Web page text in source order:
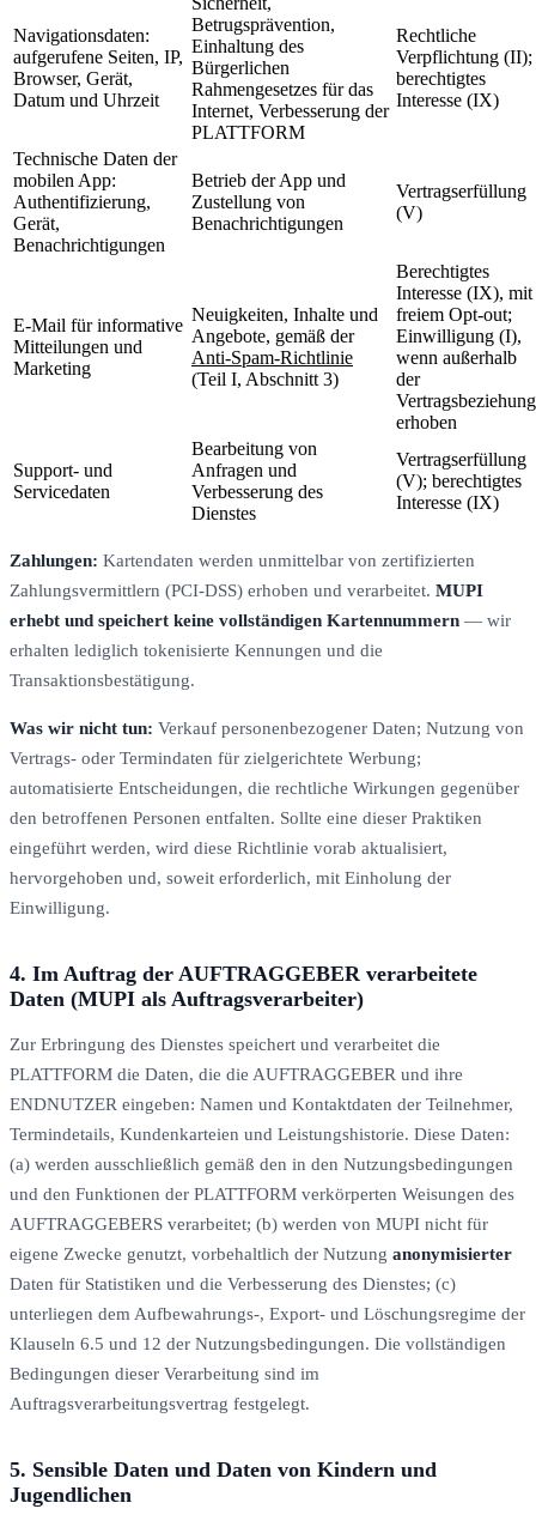
Navigationsdaten:
aufgerufene Seiten, IP,
Browser, Gerät,
Datum und Uhrzeit
Betrugsprävention,
Einhaltung des
Bürgerlichen
Rahmengesetzes für das
Internet, Verbesserung der
PLATTFORM
Rechtliche
Verpflichtung (II);
berechtigtes
Interesse (IX)
Technische Daten der
mobilen App:
Authentifizierung,
Gerät,
Benachrichtigungen
Betrieb der App und
Zustellung von
Benachrichtigungen
Vertragserfüllung
(V)
E-Mail für informative
Mitteilungen und
Marketing
Neuigkeiten, Inhalte und
Angebote, gemäß der
Anti-Spam-Richtlinie
(Teil I, Abschnitt 3)
Berechtigtes
Interesse (IX), mit
freiem Opt-out;
Einwilligung (I),
wenn außerhalb
der
Vertragsbeziehung
erhoben
Support- und
Servicedaten
Bearbeitung von
Anfragen und
Verbesserung des
Dienstes
Vertragserfüllung
(V); berechtigtes
Interesse (IX)
Zahlungen: Kartendaten werden unmittelbar von zertifizierten
Zahlungsvermittlern (PCI-DSS) erhoben und verarbeitet. MUPI
erhebt und speichert keine vollständigen Kartennummern — wir
erhalten lediglich tokenisierte Kennungen und die
Transaktionsbestätigung.
Was wir nicht tun: Verkauf personenbezogener Daten; Nutzung von
Vertrags- oder Termindaten für zielgerichtete Werbung;
automatisierte Entscheidungen, die rechtliche Wirkungen gegenüber
den betroffenen Personen entfalten. Sollte eine dieser Praktiken
eingeführt werden, wird diese Richtlinie vorab aktualisiert,
hervorgehoben und, soweit erforderlich, mit Einholung der
Einwilligung.
4. Im Auftrag der AUFTRAGGEBER verarbeitete
Daten (MUPI als Auftragsverarbeiter)
Zur Erbringung des Dienstes speichert und verarbeitet die
PLATTFORM die Daten, die die AUFTRAGGEBER und ihre
ENDNUTZER eingeben: Namen und Kontaktdaten der Teilnehmer,
Termindetails, Kundenkarteien und Leistungshistorie. Diese Daten:
(a) werden ausschließlich gemäß den in den Nutzungsbedingungen
und den Funktionen der PLATTFORM verkörperten Weisungen des
AUFTRAGGEBERS verarbeitet; (b) werden von MUPI nicht für
eigene Zwecke genutzt, vorbehaltlich der Nutzung anonymisierter
Daten für Statistiken und die Verbesserung des Dienstes; (c)
unterliegen dem Aufbewahrungs-, Export- und Löschungsregime der
Klauseln 6.5 und 12 der Nutzungsbedingungen. Die vollständigen
Bedingungen dieser Verarbeitung sind im
Auftragsverarbeitungsvertrag festgelegt.
5. Sensible Daten und Daten von Kindern und
Jugendlichen